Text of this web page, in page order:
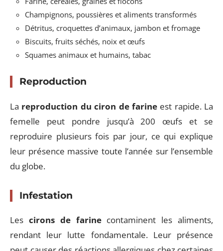
Champignons, poussières et aliments transformés
Détritus, croquettes d’animaux, jambon et fromage
Biscuits, fruits séchés, noix et œufs
Squames animaux et humains, tabac
Reproduction
La reproduction du ciron de farineest rapide. La
femelle peut pondre jusqu’à 200 œufs et se
reproduire plusieurs fois par jour, ce qui explique
leur présence massive toute l’année sur l’ensemble
du globe.
Infestation
Les cirons de farinecontaminent les aliments,
rendant leur lutte fondamentale. Leur présence